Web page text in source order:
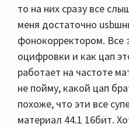
то на них сразу все
меня достаточно
фонокорректором. Все
оцифровки и как цап
работает на частоте
не пойму, какой цап
похоже, что эти все
материал 44.1 16бит.